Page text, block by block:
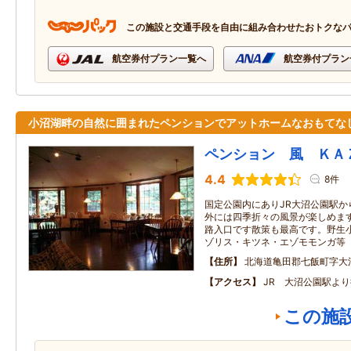
この施設と交通手段を自由に組み合わせたおトクな
航空券付プラン一覧へ 航空券付プラ
小沼湖畔の自然に囲まれたペンションでアットホームなおもてな
ペンション 風 ＫＡ
4.4 8件
国定公園内にありJR大沼公園駅
外には四季折々の風景が楽しめま
路入口です散策も最高です。野生
ゾリス・キツネ・エゾモモンガ等
住所
北海道亀田郡七飯町字大
アクセス
JR 大沼公園駅より
この施